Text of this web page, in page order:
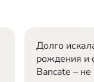
Долго
рождения и
Bancate –